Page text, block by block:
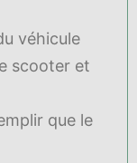
véhicule
scooter et
que le